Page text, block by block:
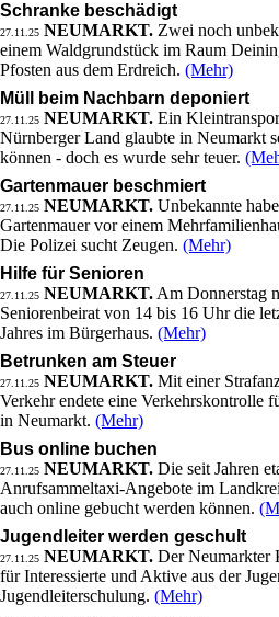
Schranke beschädigt
27.11.25 NEUMARKT. Zwei noch
einem Waldgrundstück im Raum
Pfosten aus dem Erdreich. (Mehr)
Müll beim Nachbarn deponiert
27.11.25 NEUMARKT. Ein
Nürnberger Land glaubte in Neumarkt
können - doch es wurde sehr teuer.
Gartenmauer beschmiert
27.11.25 NEUMARKT. Unbekannte
Gartenmauer vor einem
Die Polizei sucht Zeugen. (Mehr)
Hilfe für Senioren
27.11.25 NEUMARKT. Am Donnerstag
Seniorenbeirat von 14 bis 16 Uhr die
Jahres im Bürgerhaus. (Mehr)
Betrunken am Steuer
27.11.25 NEUMARKT. Mit einer
Verkehr endete eine Verkehrskontrolle
in Neumarkt. (Mehr)
Bus online buchen
27.11.25 NEUMARKT. Die seit Jahren
Anrufsammeltaxi-Angebote im
auch online gebucht werden können.
Jugendleiter werden geschult
27.11.25 NEUMARKT. Der Neumarkter
für Interessierte und Aktive aus der
Jugendleiterschulung. (Mehr)